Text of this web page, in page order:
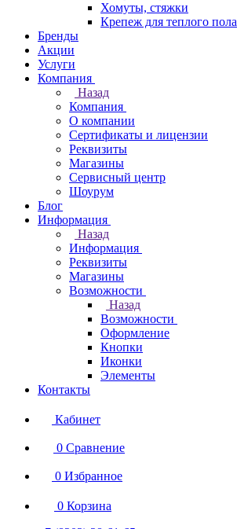
Хомуты, стяжки
Крепеж для теплого пола
Бренды
Акции
Услуги
Компания
Назад
Компания
О компании
Сертификаты и лицензии
Реквизиты
Магазины
Сервисный центр
Шоурум
Блог
Информация
Назад
Информация
Реквизиты
Магазины
Возможности
Назад
Возможности
Оформление
Кнопки
Иконки
Элементы
Контакты
Кабинет
0 Сравнение
0 Избранное
0 Корзина